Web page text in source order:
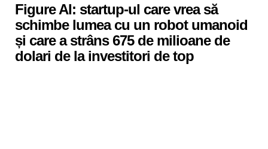
Figure AI: startup-ul care vrea să
schimbe lumea cu un robot umanoid
și care a strâns 675 de milioane de
dolari de la investitori de top